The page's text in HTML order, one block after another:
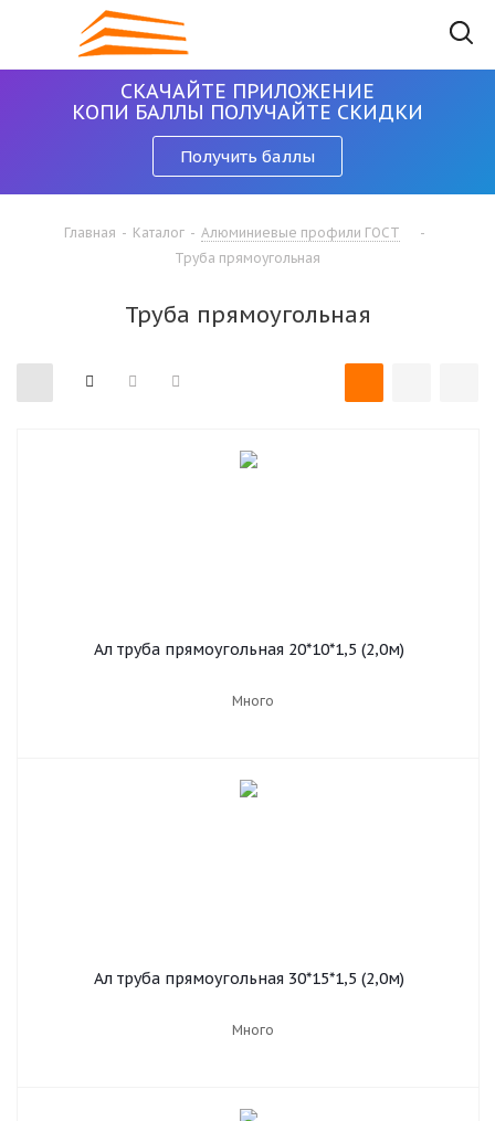
СКАЧАЙТЕ ПРИЛОЖЕНИЕ
КОПИ БАЛЛЫ ПОЛУЧАЙТЕ СКИДКИ
Получить баллы
Главная - Каталог - Алюминиевые профили ГОСТ
-
Труба прямоугольная
Труба прямоугольная
Ал труба прямоугольная 20*10*1,5 (2,0м)
Много
Ал труба прямоугольная 30*15*1,5 (2,0м)
Много